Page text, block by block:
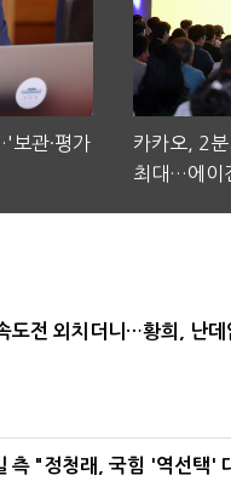
보관·평가
카카오, 2분
최대…에이
도전 외치더니…황희, 난
측 "정청래, 국힘 '역선택'